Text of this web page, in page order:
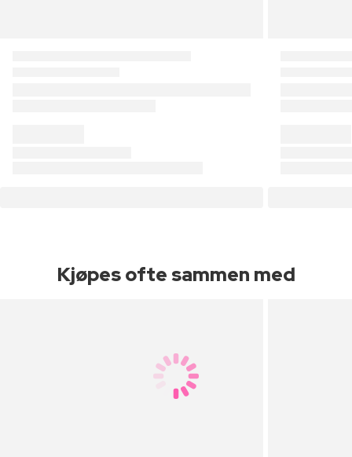
Kjøpes ofte sammen med